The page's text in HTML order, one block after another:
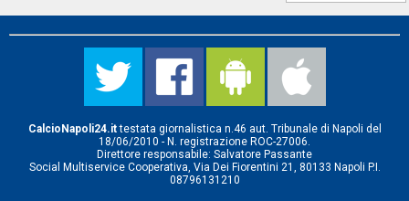
CalcioNapoli24.ittestata giornalistica n.46 aut. Tribunale di Napoli del
18/06/2010 - N. registrazione ROC-27006.
Direttore responsabile: Salvatore Passante
Social Multiservice Cooperativa, Via Dei Fiorentini 21, 80133 Napoli P.I.
08796131210